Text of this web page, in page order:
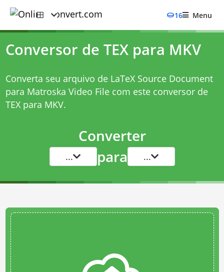
16 Menu
Conversor de TEX para MKV
Converta seu arquivo de LaTeX Source Document
para Matroska Video File com este conversor de
TEX para MKV.
Converter
... para ...